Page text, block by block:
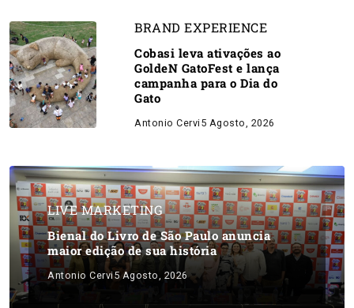
BRAND EXPERIENCE
Cobasi leva ativações ao
GoldeN GatoFest e lança
campanha para o Dia do
Gato
Antonio Cervi 5 Agosto, 2026
LIVE MARKETING
Bienal do Livro de São Paulo anuncia
maior edição de sua história
Antonio Cervi5 Agosto, 2026